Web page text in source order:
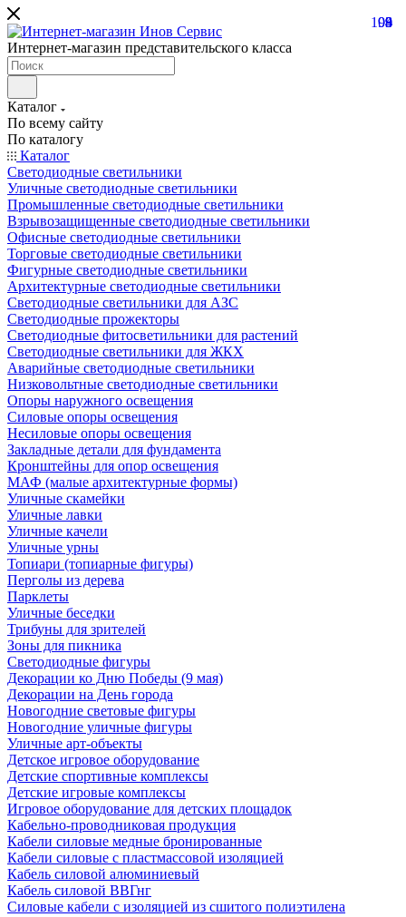
Интернет-магазин представительского класса
Каталог
По всему сайту
По каталогу
Каталог
Светодиодные светильники
Уличные светодиодные светильники
Промышленные светодиодные светильники
Взрывозащищенные светодиодные светильники
Офисные светодиодные светильники
Торговые светодиодные светильники
Фигурные светодиодные светильники
Архитектурные светодиодные светильники
Светодиодные светильники для АЗС
Светодиодные прожекторы
Светодиодные фитосветильники для растений
Светодиодные светильники для ЖКХ
Аварийные светодиодные светильники
Низковольтные светодиодные светильники
Опоры наружного освещения
Силовые опоры освещения
Несиловые опоры освещения
Закладные детали для фундамента
Кронштейны для опор освещения
МАФ (малые архитектурные формы)
Уличные скамейки
Уличные лавки
Уличные качели
Уличные урны
Топиари (топиарные фигуры)
Перголы из дерева
Парклеты
Уличные беседки
Трибуны для зрителей
Зоны для пикника
Светодиодные фигуры
Декорации ко Дню Победы (9 мая)
Декорации на День города
Новогодние световые фигуры
Новогодние уличные фигуры
Уличные арт-объекты
Детское игровое оборудование
Детские спортивные комплексы
Детские игровые комплексы
Игровое оборудование для детских площадок
Кабельно-проводниковая продукция
Кабели силовые медные бронированные
Кабели силовые с пластмассовой изоляцией
Кабель силовой алюминиевый
Кабель силовой ВВГнг
Силовые кабели с изоляцией из сшитого полиэтилена
104
3
99
8
9